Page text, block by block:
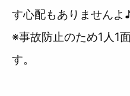
す心配もありませんよ
※事故防止のため1人1
す。